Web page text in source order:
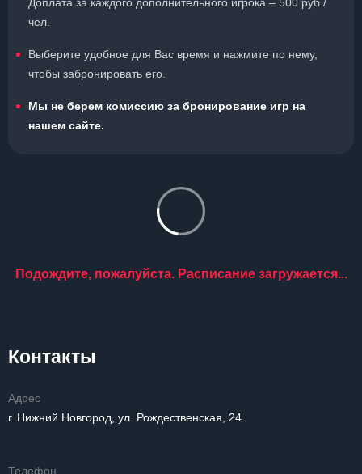
чел.
Выберите удобное для Вас время и нажмите по нему,
чтобы забронировать его.
Мы не берем комиссию за бронирование игр на
нашем сайте.
Подождите, пожалуйста. Расписание загружается...
Контакты
Адрес
г. Нижний Новгород, ул. Рождественская, 24
Телефон